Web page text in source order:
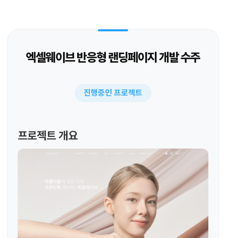
엑셀웨이브 반응형 랜딩페이지 개발 수주
진행중인 프로젝트
프로젝트 개요